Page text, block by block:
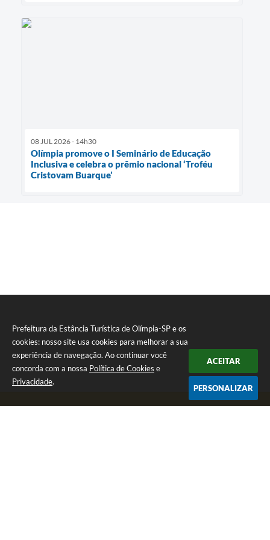
Prefeitura da Estância Turística de Olímpia-SP e os
cookies: nosso site usa cookies para melhorar a sua
experiência de navegação. Ao continuar você
concorda com a nossa Política de Cookies e
Privacidade.
ACEITAR
PERSONALIZAR
08 JUL 2026 - 14h30
Olímpia promove o I Seminário de Educação
Inclusiva e celebra o prêmio nacional ‘Troféu
Cristovam Buarque’